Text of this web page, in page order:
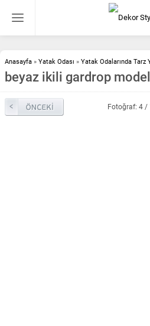
Anasayfa » Yatak Odası » Yatak Odalarında Tarz
beyaz ikili gardrop
Fotoğraf: 4 /